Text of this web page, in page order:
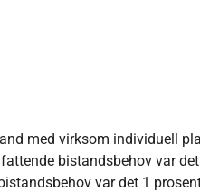
med virksom individuell
bistandsbehov var
var det 1